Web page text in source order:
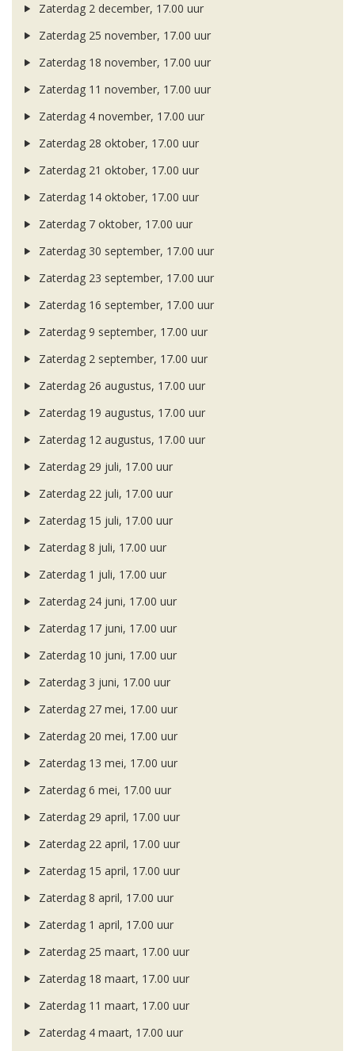
Zaterdag 2 december, 17.00 uur
Zaterdag 25 november, 17.00 uur
Zaterdag 18 november, 17.00 uur
Zaterdag 11 november, 17.00 uur
Zaterdag 4 november, 17.00 uur
Zaterdag 28 oktober, 17.00 uur
Zaterdag 21 oktober, 17.00 uur
Zaterdag 14 oktober, 17.00 uur
Zaterdag 7 oktober, 17.00 uur
Zaterdag 30 september, 17.00 uur
Zaterdag 23 september, 17.00 uur
Zaterdag 16 september, 17.00 uur
Zaterdag 9 september, 17.00 uur
Zaterdag 2 september, 17.00 uur
Zaterdag 26 augustus, 17.00 uur
Zaterdag 19 augustus, 17.00 uur
Zaterdag 12 augustus, 17.00 uur
Zaterdag 29 juli, 17.00 uur
Zaterdag 22 juli, 17.00 uur
Zaterdag 15 juli, 17.00 uur
Zaterdag 8 juli, 17.00 uur
Zaterdag 1 juli, 17.00 uur
Zaterdag 24 juni, 17.00 uur
Zaterdag 17 juni, 17.00 uur
Zaterdag 10 juni, 17.00 uur
Zaterdag 3 juni, 17.00 uur
Zaterdag 27 mei, 17.00 uur
Zaterdag 20 mei, 17.00 uur
Zaterdag 13 mei, 17.00 uur
Zaterdag 6 mei, 17.00 uur
Zaterdag 29 april, 17.00 uur
Zaterdag 22 april, 17.00 uur
Zaterdag 15 april, 17.00 uur
Zaterdag 8 april, 17.00 uur
Zaterdag 1 april, 17.00 uur
Zaterdag 25 maart, 17.00 uur
Zaterdag 18 maart, 17.00 uur
Zaterdag 11 maart, 17.00 uur
Zaterdag 4 maart, 17.00 uur